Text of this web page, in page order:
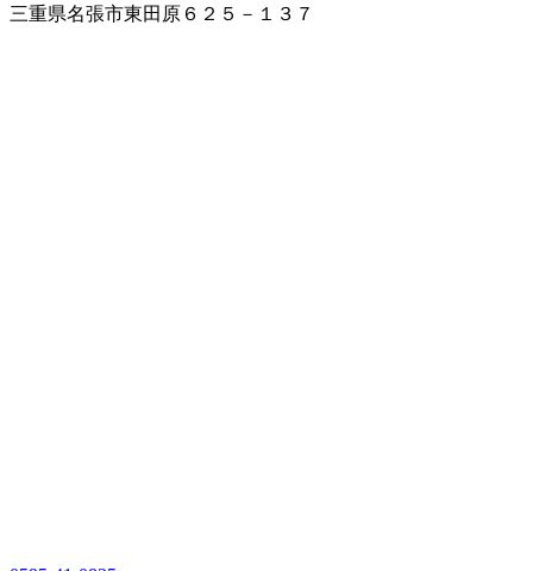
三重県名張市東田原６２５－１３７